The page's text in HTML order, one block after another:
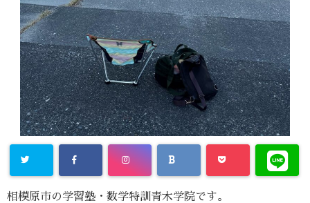
相模原市の学習塾・数学特訓青木学院です。